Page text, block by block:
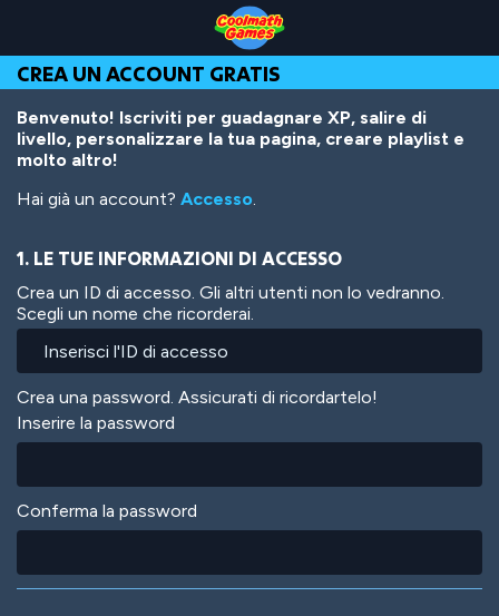
Top
of
Page
Navigation
Main
Content
Footer
contenuto
principale
CREA UN ACCOUNT GRATIS
Benvenuto! Iscriviti per guadagnare XP, salire di
livello, personalizzare la tua pagina, creare playlist e
molto altro!
Hai già un account? Accesso.
1. LE TUE INFORMAZIONI DI ACCESSO
Crea un ID di accesso. Gli altri utenti non lo vedranno.
Scegli un nome che ricorderai.
Crea una password. Assicurati di ricordartelo!
Inserire la password
Conferma la password